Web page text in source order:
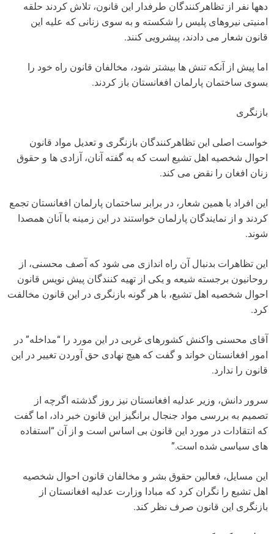
دهها نفر از تظاهرکنندگان طرفدار این قانون، تلاش کردند حلقه
امنیتی نیروهای پلیس را شکسته و به سوی زنانی که علیه این
قانون شعار می دادند، پیشرویی کنند.
اما پیش از آنکه تنش ها بیشتر شود، مخالفان قانون راه خود را
بسوی ساختمان پارلمان افغانستان باز کردند.
بازنگری
خواست اصلی این تظاهرکنندگان بازنگری و تعدیل مواد قانون
احوال شخصیه اهل تشیع است که به گفته آنان، آزادی ها و حقوق
زنان افغان را نقض می کند.
این افراد با همین شعار، در برابر ساختمان پارلمان افغانستان تجمع
کردند و از نمایندگان پارلمان خواستند در این زمینه با آنان همصدا
شوند.
این تظاهرات بدنبال آن راه اندازی می شود که آصف محسنی، از
روحانیون برجسته شیعه و یکی از تهیه کنندگان پیش نویس قانون
احوال شخصیه اهل تشیع، با هر گونه بازنگری در این قانون مخالفت
کرد.
آقای محسنی واکنش کشورهای غربی در این مورد را “مداخله” در
امور افغانستان خواند و گفت که هیچ نهادی حق آوردن تغییر در این
قانون را ندارد.
سرور دانش، وزیر عدلیه افغانستان نیز روز گذشته اگرچه از
تصمیم به بررسی مواد جنجال برانگیز این قانون خبر داد، اما گفت
که انتقادات در مورد این قانون بی اساس است و از آن “استفاده
های سیاسی شده است.”
این مسایل، فعالین حقوق بشر و مخالفان قانون احوال شخصیه
اهل تشیع را نگران کرد که مبادا وزارت عدلیه افغانستان از
بازنگری این قانون صرف نظر کند.